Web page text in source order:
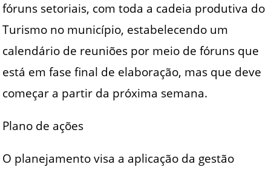
fóruns setoriais, com toda a cadeia produtiva do
Turismo no município, estabelecendo um
calendário de reuniões por meio de fóruns que
está em fase final de elaboração, mas que deve
começar a partir da próxima semana.
Plano de ações
O planejamento visa a aplicação da gestão